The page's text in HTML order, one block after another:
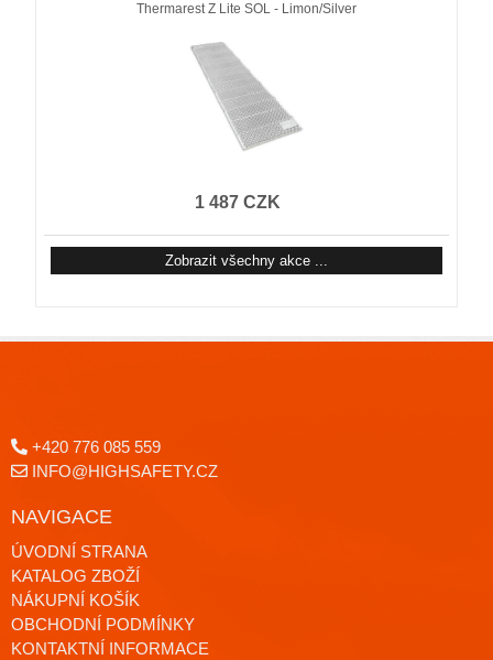
Thermarest Z Lite SOL - Limon/Silver
1 487 CZK
Zobrazit všechny akce ...
+420 776 085 559
INFO@HIGHSAFETY.CZ
NAVIGACE
ÚVODNÍ STRANA
KATALOG ZBOŽÍ
NÁKUPNÍ KOŠÍK
OBCHODNÍ PODMÍNKY
KONTAKTNÍ INFORMACE